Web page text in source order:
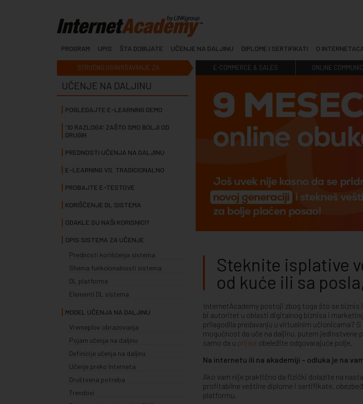
PROGRAM UPIS ŠTA DOBIJATE UČENJE NA DALJINU DIPLOME I SERTIFIKATI O
STRUČNO USAVRŠAVANJE ZA: E-COMMERCE & SALES ONLINE
UČENJE NA DALJINU
POGLEDAJTE E-LEARNING DEMO
'10 RAZLOGA' ZAŠTO SMO BOLJI OD
DRUGIH
PREDNOSTI UČENJA NA DALJINU
E-LEARNING VS. TRADICIONALNO
PROBAJTE E-TESTOVE
KORIŠĆENJE DL SISTEMA
ODAKLE SU NAŠI KORISNICI?
OPIS SISTEMA ZA UČENJE
Prednosti korišćenja sistema
Shema funkcionalnosti sistema
DL platforma
Elementi DL sistema
MODEL UČENJA NA DALJINU
Vremeplov obrazovanja
Pojam učenja na daljinu
Definicije učenja na daljinu
Učenje preko Interneta
Društvena potreba
Trendovi
Steknite isplative
od kuće ili sa
InternetAcademy postoji zbog toga što se biznis
bi autoritet u oblasti digitalnog biznisa i
prilagodila predavanju u virtuelnim učionicama?
mogućnost da uče na daljinu, putem jedinstvene
samo da u prijavi obeležite odgovarajuće polje.
Na internetu ili na akademiji – odluka je na
Ako vam nije praktično da fizički dolazite na
profitabilne veštine diplome i sertifikate,
platformu.